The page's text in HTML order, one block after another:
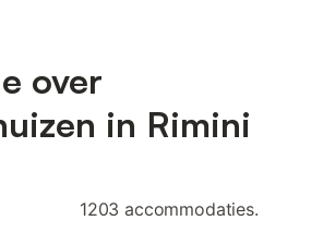
over
in Rimini
1203 accommodaties.